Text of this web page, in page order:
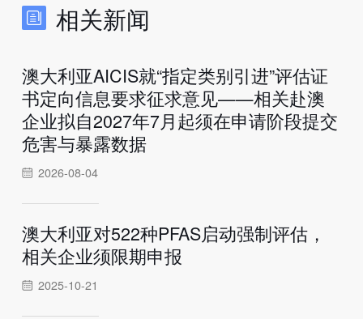
相关新闻
澳大利亚AICIS就“指定类别引进”评估证
书定向信息要求征求意见——相关赴澳
企业拟自2027年7月起须在申请阶段提交
危害与暴露数据
2026-08-04
澳大利亚对522种PFAS启动强制评估，
相关企业须限期申报
2025-10-21